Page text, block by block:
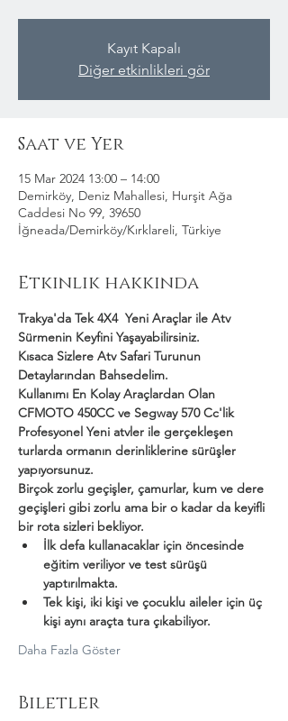
Kayıt Kapalı
Diğer etkinlikleri gör
Saat ve Yer
15 Mar 2024 13:00 – 14:00
Demirköy, Deniz Mahallesi, Hurşit Ağa
Caddesi No 99, 39650
İğneada/Demirköy/Kırklareli, Türkiye
Etkinlik hakkında
Trakya'da Tek 4X4  Yeni Araçlar ile Atv
Sürmenin Keyfini Yaşayabilirsiniz.
Kısaca Sizlere Atv Safari Turunun
Detaylarından Bahsedelim.
Kullanımı En Kolay Araçlardan Olan
CFMOTO 450CC ve Segway 570 Cc'lik
Profesyonel Yeni atvler ile gerçekleşen
turlarda ormanın derinliklerine sürüşler
yapıyorsunuz.
Birçok zorlu geçişler, çamurlar, kum ve dere
geçişleri gibi zorlu ama bir o kadar da keyifli
bir rota sizleri bekliyor.
İlk defa kullanacaklar için öncesinde
eğitim veriliyor ve test sürüşü
yaptırılmakta.
Tek kişi, iki kişi ve çocuklu aileler için üç
kişi aynı araçta tura çıkabiliyor.
Daha Fazla Göster
Biletler